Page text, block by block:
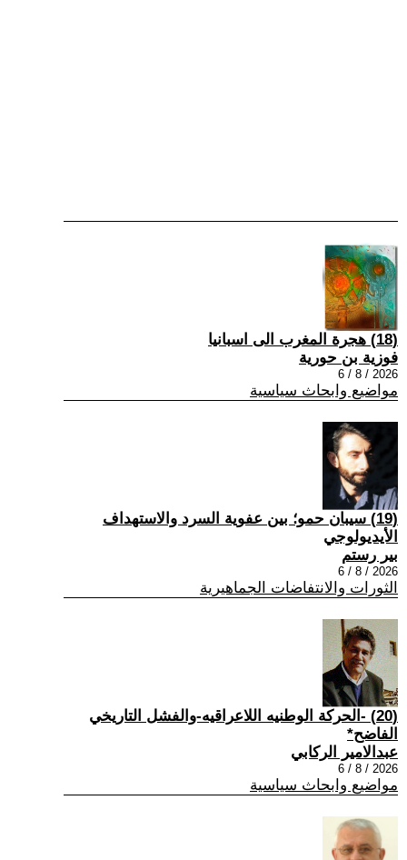
(18) هجرة المغرب الى اسبانيا
فوزية بن حورية
2026 / 8 / 6
مواضيع وابحاث سياسية
(19) سيبان حمو؛ بين عفوية السرد والاستهداف
الأيديولوجي
بير رستم
2026 / 8 / 6
الثورات والانتفاضات الجماهيرية
(20) -الحركة الوطنيه اللاعراقيه-والفشل التاريخي
الفاضح*
عبدالامير الركابي
2026 / 8 / 6
مواضيع وابحاث سياسية